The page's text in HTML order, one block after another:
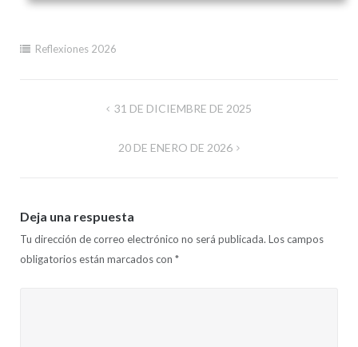
Reflexiones 2026
Navegación31 DE DICIEMBRE DE 2025
20 DE ENERO DE 2026
Deja una respuesta
Tu dirección de correo electrónico no será publicada. Los campos
obligatorios están marcados con *